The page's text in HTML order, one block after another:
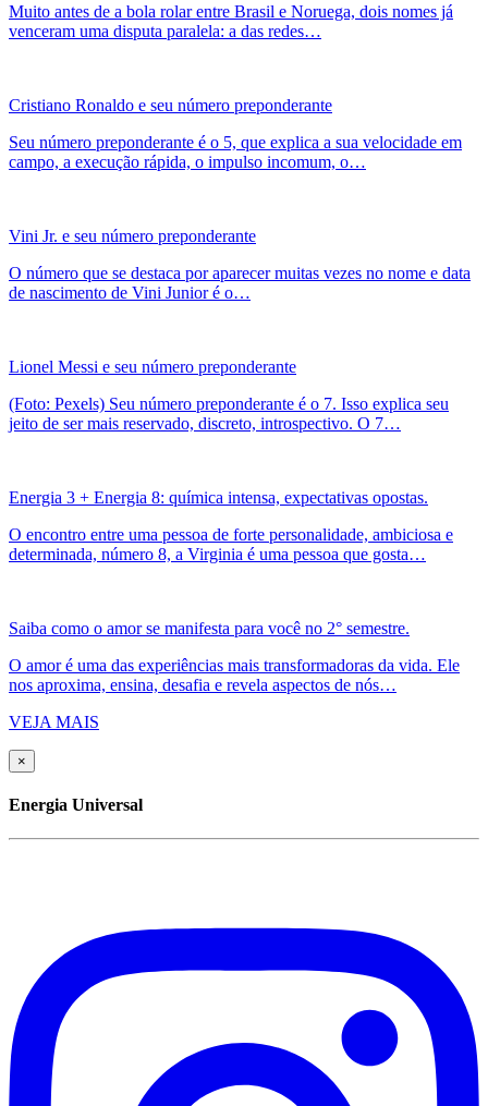
Muito antes de a bola rolar entre Brasil e Noruega, dois nomes já
venceram uma disputa paralela: a das redes…
Cristiano Ronaldo e seu número preponderante
Seu número preponderante é o 5, que explica a sua velocidade em
campo, a execução rápida, o impulso incomum, o…
Vini Jr. e seu número preponderante
O número que se destaca por aparecer muitas vezes no nome e data
de nascimento de Vini Junior é o…
Lionel Messi e seu número preponderante
(Foto: Pexels) Seu número preponderante é o 7. Isso explica seu
jeito de ser mais reservado, discreto, introspectivo. O 7…
Energia 3 + Energia 8: química intensa, expectativas opostas.
O encontro entre uma pessoa de forte personalidade, ambiciosa e
determinada, número 8, a Virginia é uma pessoa que gosta…
Saiba como o amor se manifesta para você no 2° semestre.
O amor é uma das experiências mais transformadoras da vida. Ele
nos aproxima, ensina, desafia e revela aspectos de nós…
VEJA MAIS
×
Energia Universal